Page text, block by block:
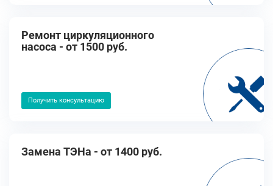
Ремонт циркуляционного
насоса - от 1500 руб.
Получить консультацию
Замена ТЭНа - от 1400 руб.